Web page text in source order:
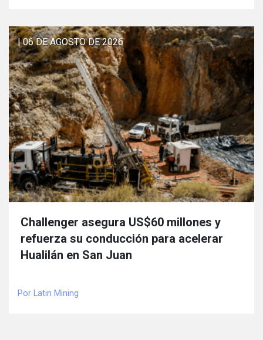
| 06 DE AGOSTO DE 2026
Challenger asegura US$60 millones y
refuerza su conducción para acelerar
Hualilán en San Juan
Por Latin Mining